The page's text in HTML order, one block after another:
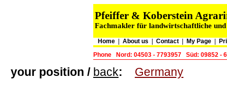
Pfeiffer & Koberstein
Fachmakler für landwirtschaftliche und
Home| About us Contact| My Page
Phone
Nord: 04503 - 7793957 Süd: 09852 -
your position / back: Germany